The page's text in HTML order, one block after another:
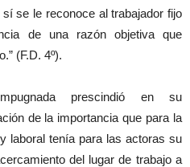
se le reconoce al trabajador fijo
de una razón objetiva que
(F.D. 4º).
prescindió en su
de la importancia que para la
laboral tenía para las actoras su
del lugar de trabajo a